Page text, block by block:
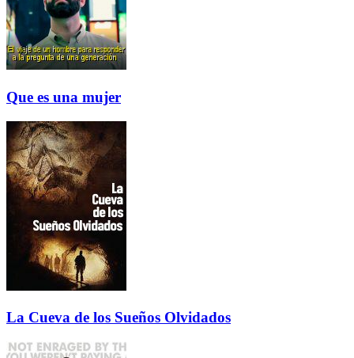
Que es una mujer
La Cueva de los Sueños Olvidados